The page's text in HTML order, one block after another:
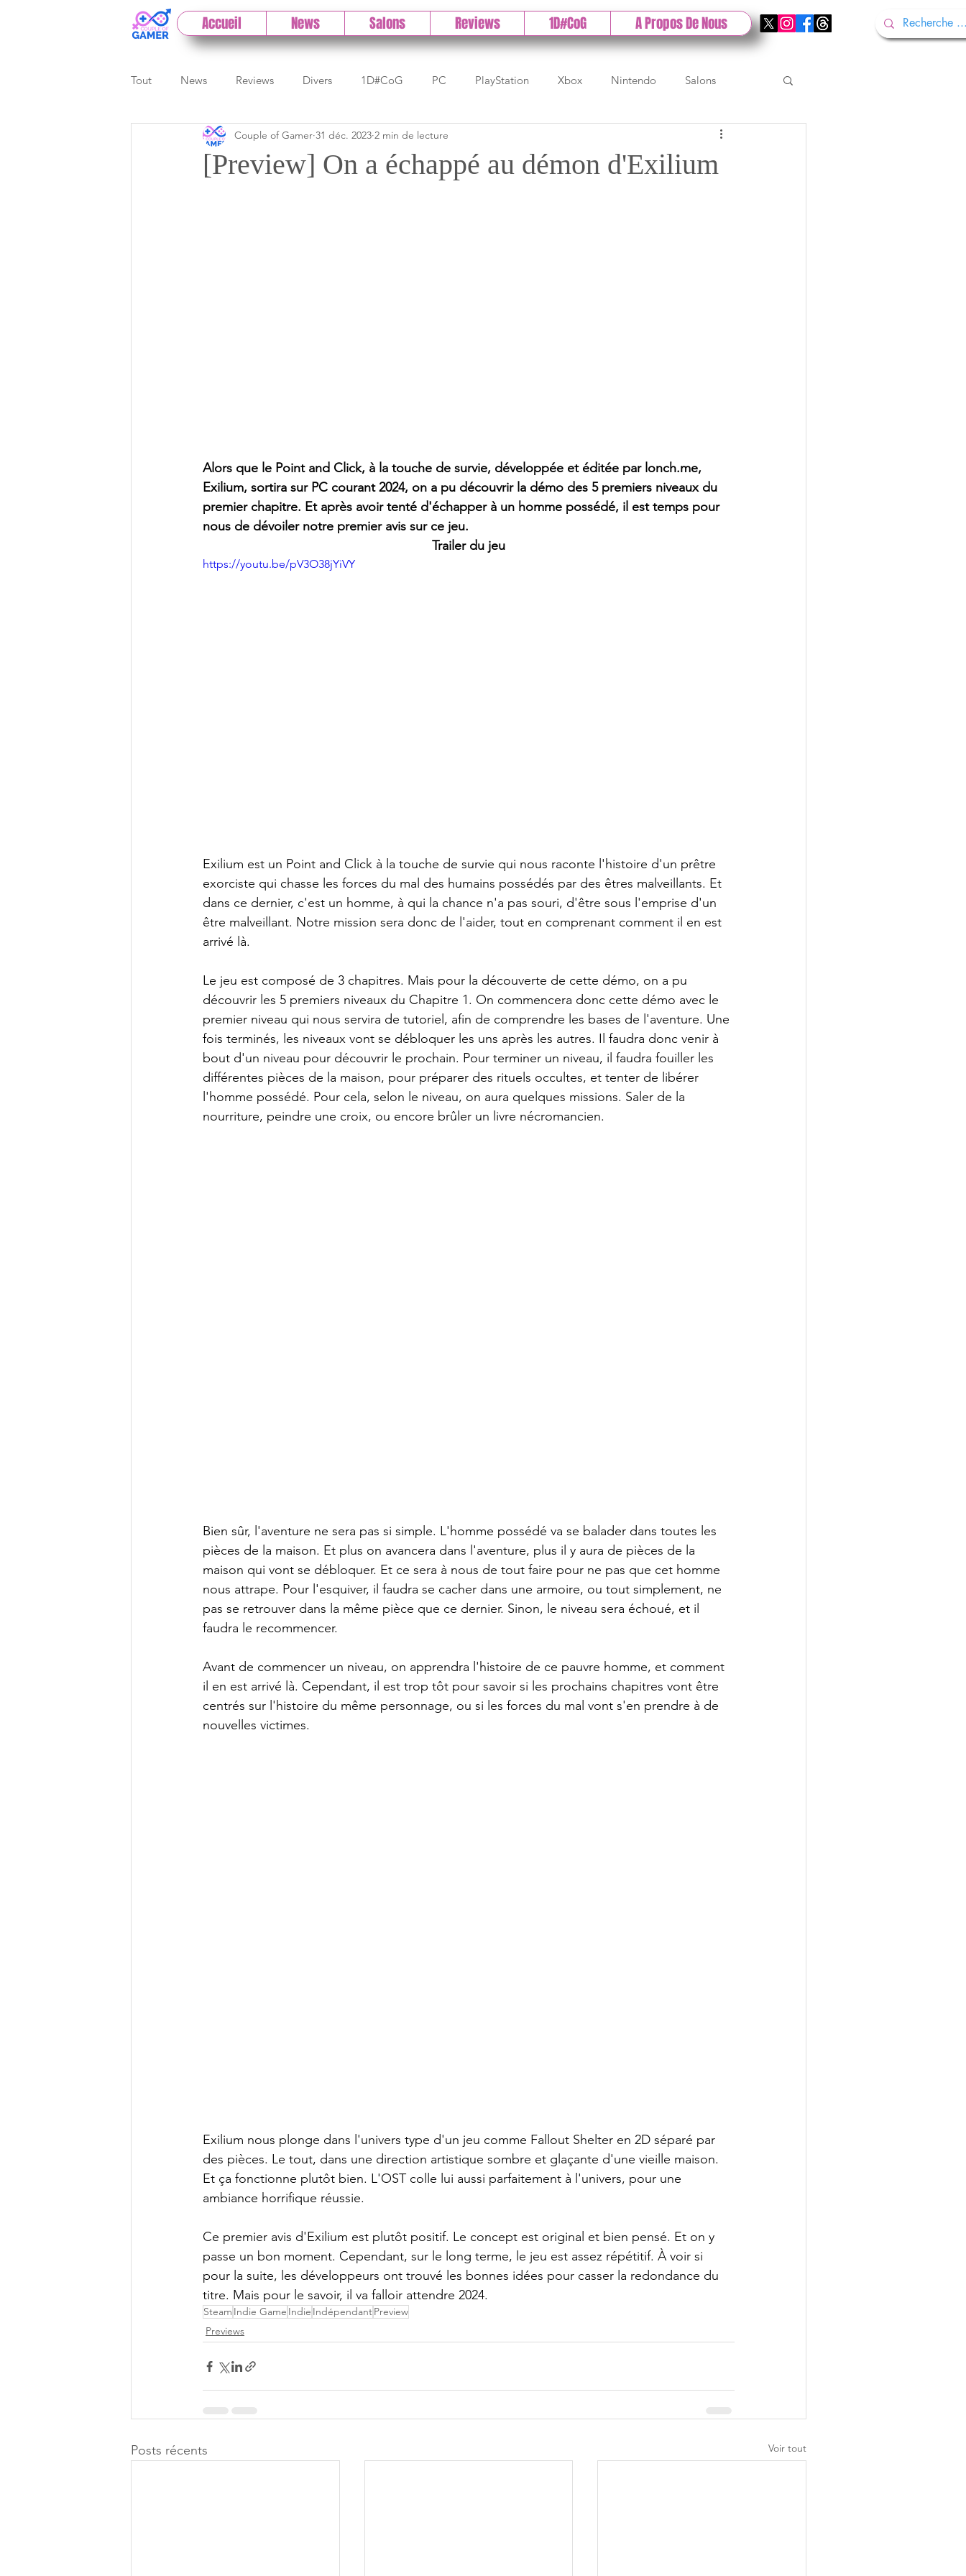
Accueil News Salons Reviews 1D#CoG A Propos De Nous
Tout News Reviews Divers 1D#CoG PC PlayStation Xbox Nintendo Salons
Previews Cloud Test indé DLC Gamescom
[Preview] On a échappé au démon d'Exilium
Couple of Gamer 31 déc. 2023 2 min de lecture
Alors que le Point and Click, à la touche de survie, développée et éditée par lonch.me,
Exilium, sortira sur PC courant 2024, on a pu découvrir la démo des 5 premiers niveaux du
premier chapitre. Et après avoir tenté d'échapper à un homme possédé, il est temps pour
nous de dévoiler notre premier avis sur ce jeu.
Trailer du jeu
https://youtu.be/pV3O38jYiVY
Exilium est un Point and Click à la touche de survie qui nous raconte l'histoire d'un prêtre
exorciste qui chasse les forces du mal des humains possédés par des êtres malveillants. Et
dans ce dernier, c'est un homme, à qui la chance n'a pas souri, d'être sous l'emprise d'un
être malveillant. Notre mission sera donc de l'aider, tout en comprenant comment il en est
arrivé là.
Le jeu est composé de 3 chapitres. Mais pour la découverte de cette démo, on a pu
découvrir les 5 premiers niveaux du Chapitre 1. On commencera donc cette démo avec le
premier niveau qui nous servira de tutoriel, afin de comprendre les bases de l'aventure. Une
fois terminés, les niveaux vont se débloquer les uns après les autres. Il faudra donc venir à
bout d'un niveau pour découvrir le prochain. Pour terminer un niveau, il faudra fouiller les
différentes pièces de la maison, pour préparer des rituels occultes, et tenter de libérer
l'homme possédé. Pour cela, selon le niveau, on aura quelques missions. Saler de la
nourriture, peindre une croix, ou encore brûler un livre nécromancien.
Bien sûr, l'aventure ne sera pas si simple. L'homme possédé va se balader dans toutes les
pièces de la maison. Et plus on avancera dans l'aventure, plus il y aura de pièces de la
maison qui vont se débloquer. Et ce sera à nous de tout faire pour ne pas que cet homme
nous attrape. Pour l'esquiver, il faudra se cacher dans une armoire, ou tout simplement, ne
pas se retrouver dans la même pièce que ce dernier. Sinon, le niveau sera échoué, et il
faudra le recommencer.
Avant de commencer un niveau, on apprendra l'histoire de ce pauvre homme, et comment
il en est arrivé là. Cependant, il est trop tôt pour savoir si les prochains chapitres vont être
centrés sur l'histoire du même personnage, ou si les forces du mal vont s'en prendre à de
nouvelles victimes.
Exilium nous plonge dans l'univers type d'un jeu comme Fallout Shelter en 2D séparé par
des pièces. Le tout, dans une direction artistique sombre et glaçante d'une vieille maison.
Et ça fonctionne plutôt bien. L'OST colle lui aussi parfaitement à l'univers, pour une
ambiance horrifique réussie.
Ce premier avis d'Exilium est plutôt positif. Le concept est original et bien pensé. Et on y
passe un bon moment. Cependant, sur le long terme, le jeu est assez répétitif. À voir si
pour la suite, les développeurs ont trouvé les bonnes idées pour casser la redondance du
titre. Mais pour le savoir, il va falloir attendre 2024.
Steam Indie Game Indie IndépendantPreview
Previews
Posts récents Voir tout